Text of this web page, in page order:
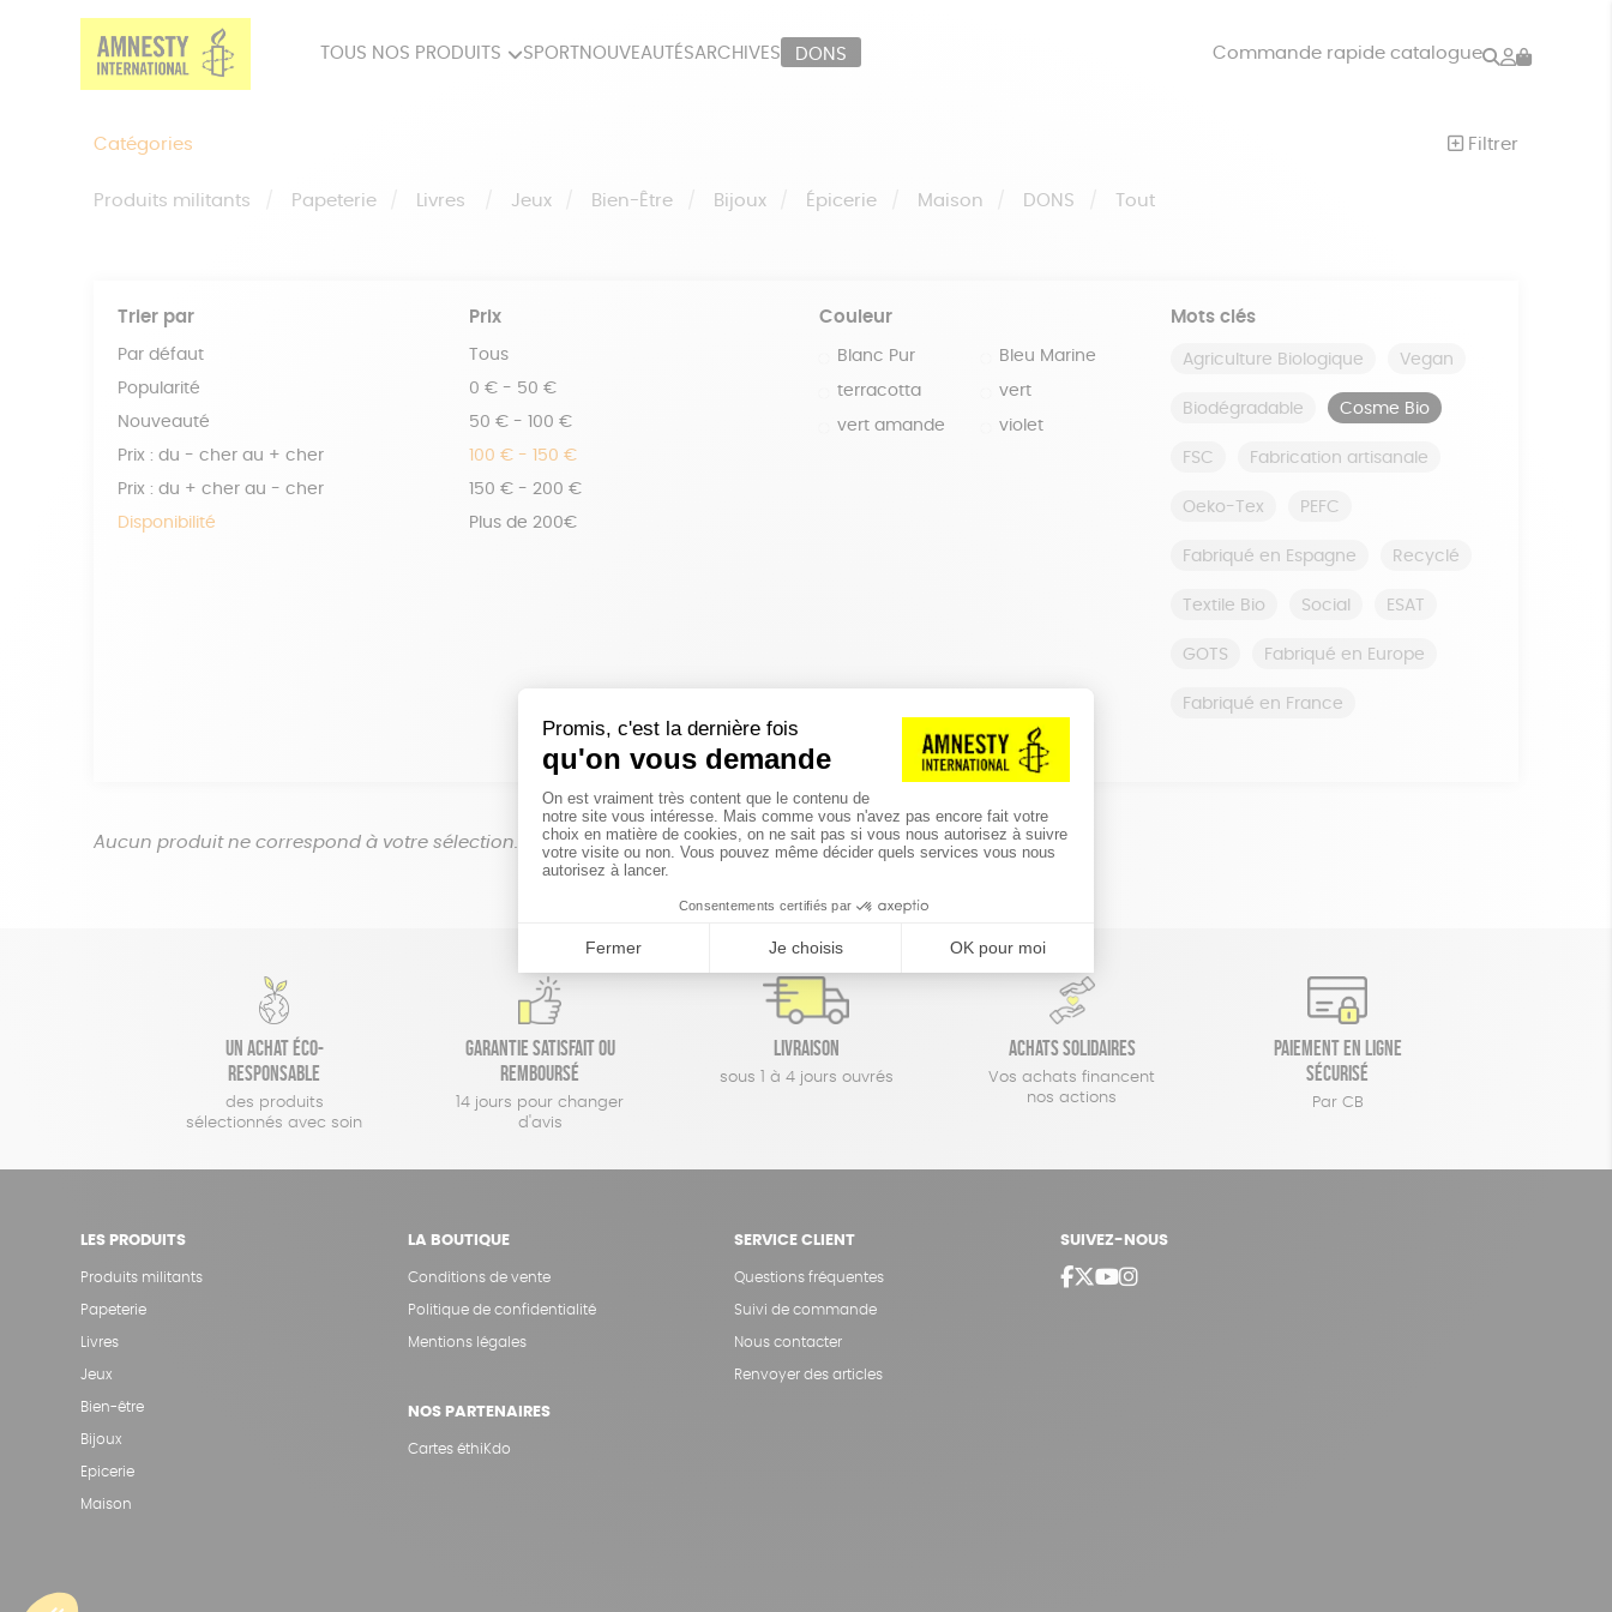
TOUS NOS PRODUITS SPORT NOUVEAUTÉSARCHIVES DONS Commande rapide catalogue Rechercher
Mon
Catégories Filtrer
Produits militants Papeterie Livres Jeux Bien-Être Bijoux Épicerie Maison DONS Tout
Trier par
Par défaut
Popularité
Nouveauté
Prix : du - cher au + cher
Prix : du + cher au - cher
Disponibilité
Prix
Tous
0 € - 50 €
50 € - 100 €
100 € - 150 €
150 € - 200 €
Plus de 200€
Couleur
Blanc Pur Bleu Marine
terracotta vert
vert amande violet
Mots clés
Agriculture Biologique Vegan
Biodégradable Cosme Bio
FSC Fabrication artisanale
Oeko-Tex PEFC
Fabriqué en Espagne Recyclé
Textile Bio Social ESAT
GOTS Fabriqué en Europe
Fabriqué en France
Aucun produit ne correspond à votre sélection.
Un achat éco-
responsable
des produits
sélectionnés avec soin
Garantie satisfait ou
remboursé
14 jours pour changer
d'avis
Livraison
sous 1 à 4 jours ouvrés
Achats solidaires
Vos achats financent
nos actions
Paiement en ligne
sécurisé
Par CB
LES PRODUITS
Produits militants
Papeterie
Livres
Jeux
Bien-être
Bijoux
Epicerie
Maison
LA BOUTIQUE
Conditions de vente
Politique de confidentialité
Mentions légales
NOS PARTENAIRES
Cartes éthiKdo
SERVICE CLIENT
Questions fréquentes
Suivi de commande
Nous contacter
Renvoyer des articles
SUIVEZ-NOUS